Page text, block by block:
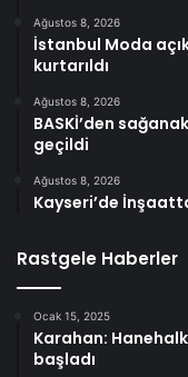
Ağustos 8, 2026
İstanbul Moda
kurtarıldı
Ağustos 8, 2026
BASKİ’den
geçildi
Ağustos 8, 2026
Kayseri’de
Rastgele Haberler
Ocak 15, 2025
Karahan:
başladı